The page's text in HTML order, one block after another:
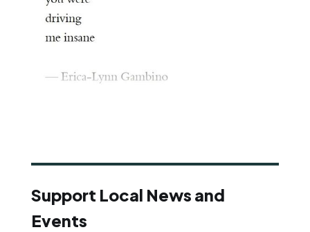
Support Local News and
Events